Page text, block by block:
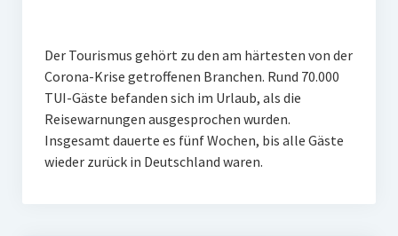
Der Tourismus gehört zu den am härtesten von der
Corona-Krise getroffenen Branchen. Rund 70.000
TUI-Gäste befanden sich im Urlaub, als die
Reisewarnungen ausgesprochen wurden.
Insgesamt dauerte es fünf Wochen, bis alle Gäste
wieder zurück in Deutschland waren.